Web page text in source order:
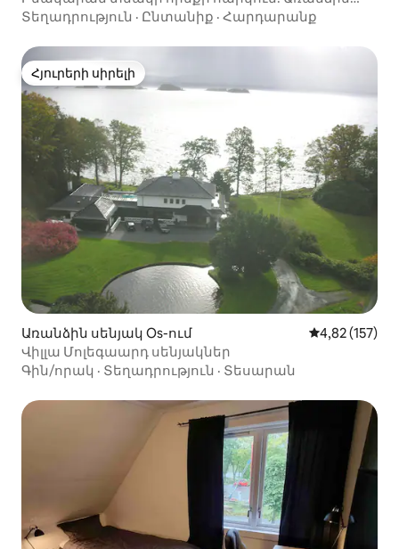
մուտք:
Տեղադրություն · Ընտանիք · Հարդարանք
Հյուրերի սիրելի
Հյուրերի սիրելի
Առանձին սենյակ Os-ում Միջին
4,82 (157)
Վիլլա Մոլեգաարդ սենյակներ
Գին/որակ · Տեղադրություն · Տեսարան